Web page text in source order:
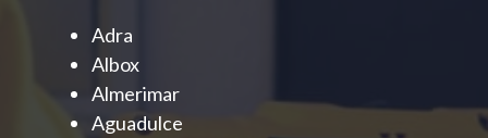
Adra
Albox
Almerimar
Aguadulce